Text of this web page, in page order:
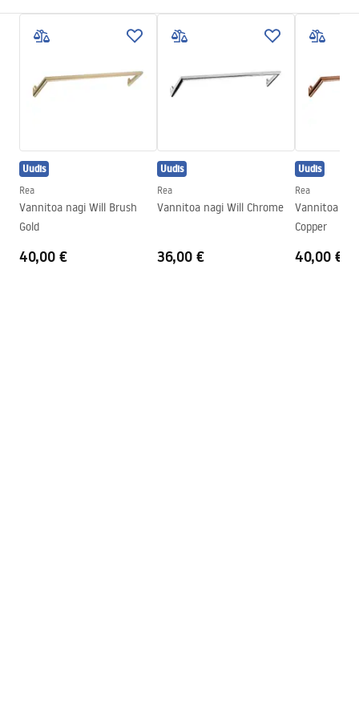
Paigaldusviis
Kruvitav
Laius
265
Sügavus
Garantiitingimused
Uudis
Rea
Vannitoa nagi Will Brush
Gold
40,00 €
Uudis
Rea
Vannitoa nagi Will Chrome
36,00 €
Uudis
Rea
Vannitoa
Copper
40,00 €